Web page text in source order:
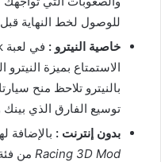
للوصول لخط النهاية
خاصية النيترو :
الاستمتاع بميزة
بالنيترو تلاحظ منح
توسيع الفارق الذي
بدون إنترنت : بالإضافة
Racing 3D Mod من